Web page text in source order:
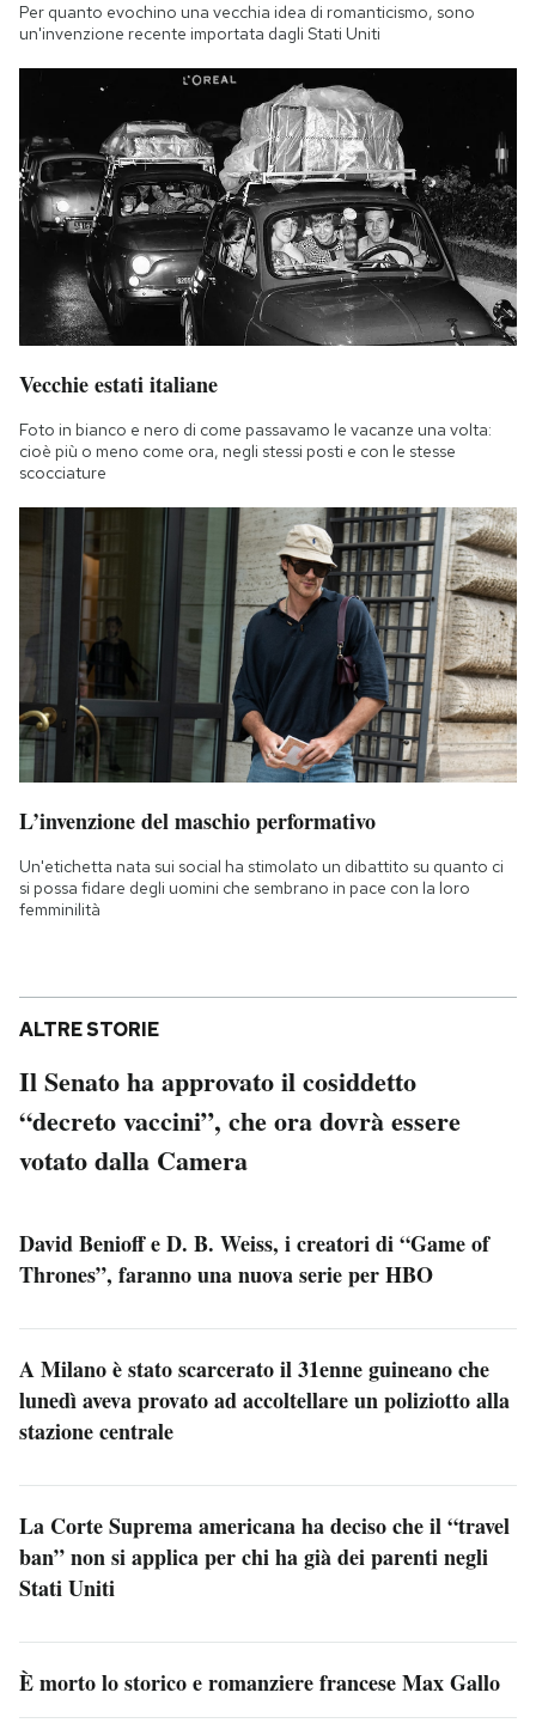
Per quanto evochino una vecchia idea di romanticismo, sono
un'invenzione recente importata dagli Stati Uniti
Vecchie estati italiane
Foto in bianco e nero di come passavamo le vacanze una volta:
cioè più o meno come ora, negli stessi posti e con le stesse
scocciature
L’invenzione del maschio performativo
Un'etichetta nata sui social ha stimolato un dibattito su quanto ci
si possa fidare degli uomini che sembrano in pace con la loro
femminilità
ALTRE STORIE
Il Senato ha approvato il cosiddetto
“decreto vaccini”, che ora dovrà essere
votato dalla Camera
David Benioff e D. B. Weiss, i creatori di “Game of
Thrones”, faranno una nuova serie per HBO
A Milano è stato scarcerato il 31enne guineano che
lunedì aveva provato ad accoltellare un poliziotto alla
stazione centrale
La Corte Suprema americana ha deciso che il “travel
ban” non si applica per chi ha già dei parenti negli
Stati Uniti
È morto lo storico e romanziere francese Max Gallo